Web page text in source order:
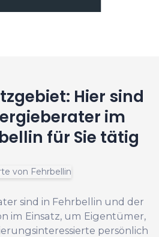
Hier sind
im
für Sie tätig
sind in Fehrbellin und der
im Einsatz, um Eigentümer,
persönlich